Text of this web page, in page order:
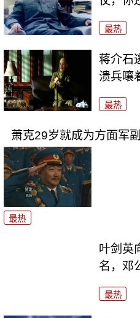
最热
蒋介石
溃兵嚷
最热
萧克29岁就成为方面军
最热
叶剑英
名，邓
最热